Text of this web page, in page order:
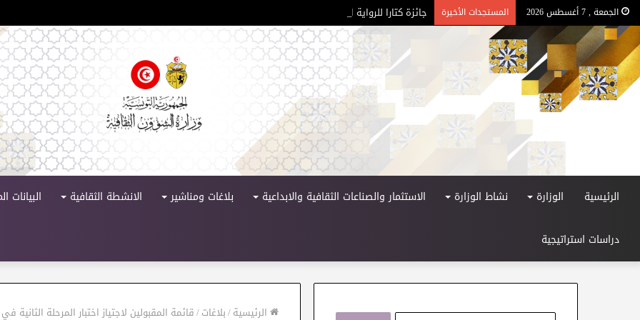
الجمعة , 7 أغسطس 2026 المستجدات الأخيرة جائزة كتارا للرواية العربية – الدورة 11
الرئيسية الوزارة نشاط الوزارة الاستثمار والصناعات الثقافية والابداعية بلاغات ومناشير الانشطة الثقافية البيانات
دراسات استراتيجية
الرئيسية/بلاغات/قائمة المقبولين لاجتياز اختبار المرحلة الثانية